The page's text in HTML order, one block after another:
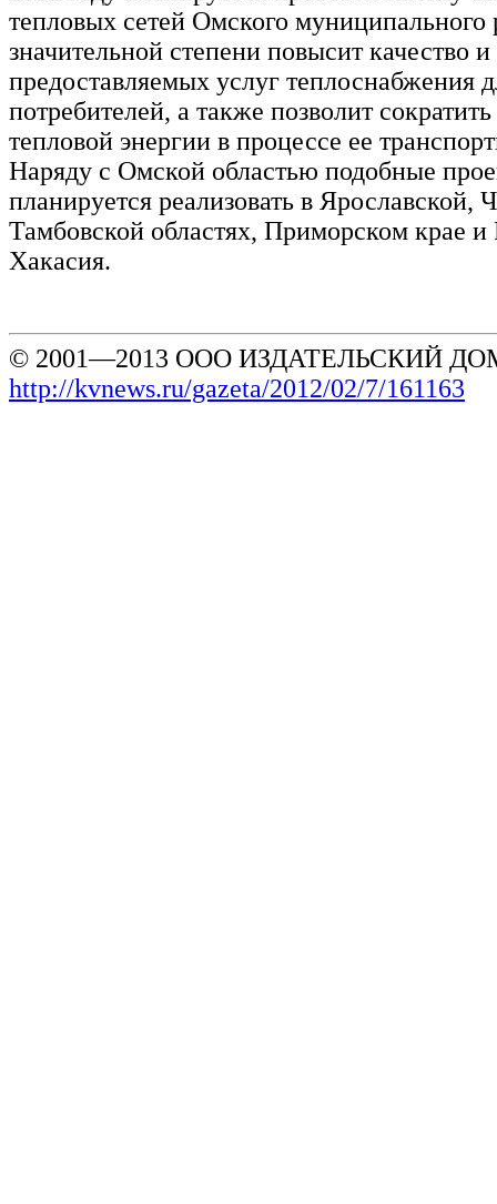
тепловых сетей Омского муниципального
значительной степени повысит качество
предоставляемых услуг теплоснабжения
потребителей, а также позволит
тепловой энергии в процессе ее
Наряду с Омской областью подобные
планируется реализовать в Ярославской,
Тамбовской областях, Приморском крае и
Хакасия.
© 2001—2013 ООО ИЗДАТЕЛЬСКИЙ
http://kvnews.ru/gazeta/2012/02/7/161163